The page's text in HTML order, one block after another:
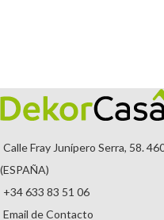
Calle Fray Junípero Serra, 58.
(ESPAÑA)
+34 633 83 51 06
Email de Contacto